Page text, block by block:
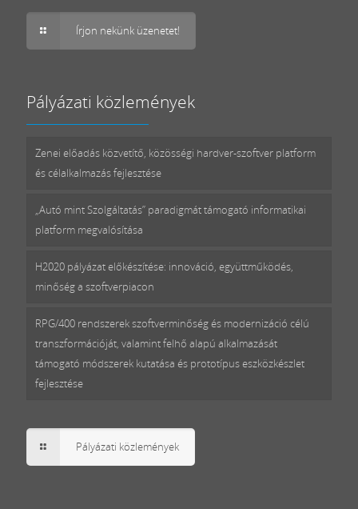
Írjon nekünk üzenetet!
Pályázati közlemények
Zenei előadás közvetítő, közösségi hardver-szoftver platform
és célalkalmazás fejlesztése
„Autó mint Szolgáltatás” paradigmát támogató informatikai
platform megvalósítása
H2020 pályázat előkészítése: innováció, együttműködés,
minőség a szoftverpiacon
RPG/400 rendszerek szoftverminőség és modernizáció célú
transzformációját, valamint felhő alapú alkalmazását
támogató módszerek kutatása és prototípus eszközkészlet
fejlesztése
Pályázati közlemények